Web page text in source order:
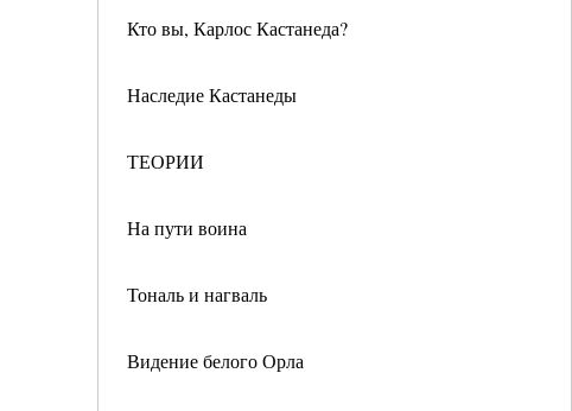
Кто вы, Карлос Кастанеда?
Наследие Кастанеды
ТЕОРИИ
На пути воина
Тональ и нагваль
Видение белого Орла